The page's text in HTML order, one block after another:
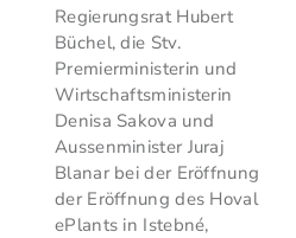
Regierungsrat Hubert
Büchel, die Stv.
Premierministerin und
Wirtschaftsministerin
Denisa Sakova und
Aussenminister Juraj
Blanar bei der Eröffnung
der Eröffnung des Hoval
ePlants in Istebné,